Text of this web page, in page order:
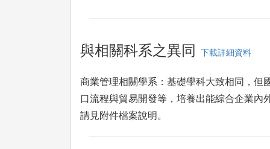
與相關科系之異同 下載詳細資料
商業管理相關學系：基礎學科大致相同，但
口流程與貿易開發等，培養出能綜合企業內
請見附件檔案說明。